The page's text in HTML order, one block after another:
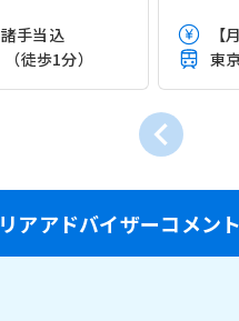
手当込
徒歩1分）
東
アアドバイザーコメント